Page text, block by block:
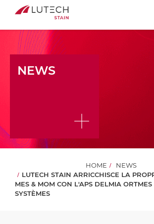
NEWS
HOME
NEWS
LUTECH STAIN ARRICCHISCE LA
MES & MOM CON L'APS DELMIA
SYSTÈMES